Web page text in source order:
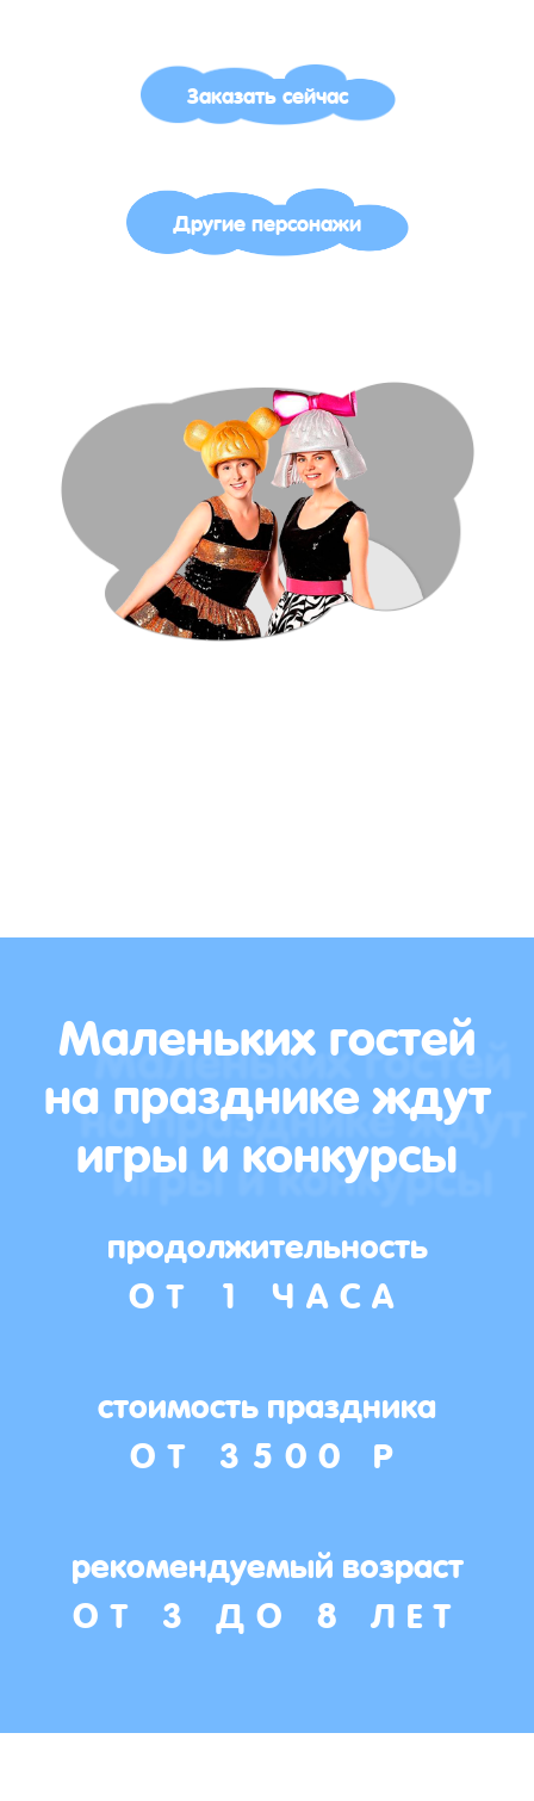
Заказать сейчас
Другие персонажи
Маленьких гостей
на празднике ждут
игры и конкурсы
продолжительность
ОТ 1 ЧАСА
стоимость праздника
ОТ 3500 Р
рекомендуемый возраст
ОТ 3 ДО 8 ЛЕТ